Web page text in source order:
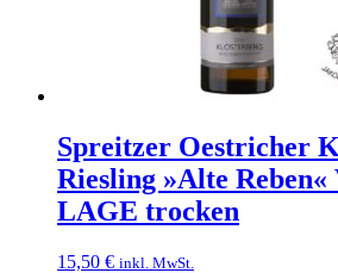
Spreitzer Oestricher
Riesling »Alte Reben«
LAGE trocken
15,50 € inkl. MwSt.